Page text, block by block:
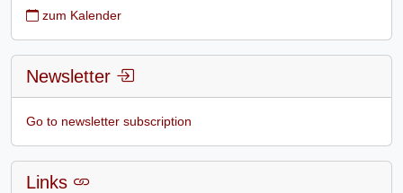
zum Kalender
Newsletter
Go to newsletter subscription
Links